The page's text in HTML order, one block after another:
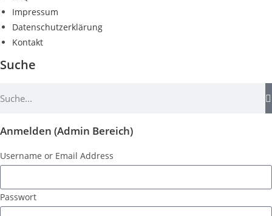
Impressum
Datenschutzerklärung
Kontakt
Suche
Anmelden (Admin Bereich)
Username or Email Address
Passwort